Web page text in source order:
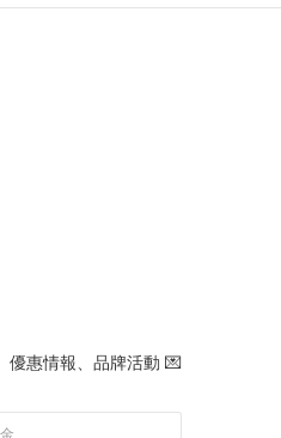
優惠情報、品牌活動 💌